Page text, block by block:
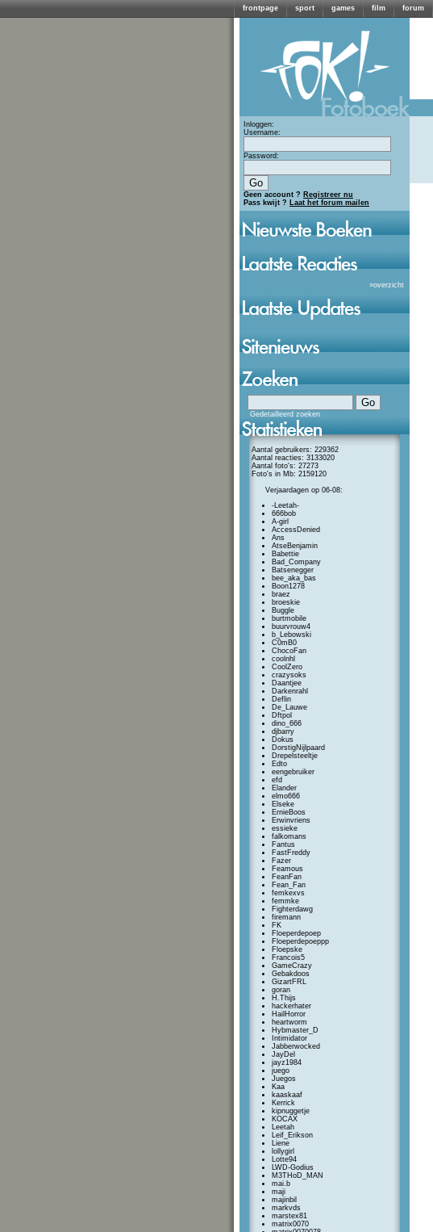
frontpage sport games film forum
Inloggen:
Username:
Password:
Geen account ? Registreer nu
Pass kwijt ? Laat het forum mailen
»overzicht
Gedetailleerd zoeken
Aantal gebruikers: 229362
Aantal reacties: 3133020
Aantal foto's: 27273
Foto's in Mb: 2159120
Verjaardagen op 06-08:
-Leetah-
666bob
A-girl
AccessDenied
Ans
AtseBenjamin
Babettie
Bad_Company
Batsenegger
bee_aka_bas
Boon1278
braez
broeskie
Buggle
burtmobile
buurvrouw4
b_Lebowski
C0mB0
ChocoFan
coolnhl
CoolZero
crazysoks
Daantjee
Darkenrahl
Deflin
De_Lauwe
Dftpol
dino_666
djbarry
Dokus
DorstigNijlpaard
Drepelsteeltje
Edto
eengebruiker
efd
Elander
elmo666
Elseke
ErnieBoos
Erwinvriens
essieke
falkomans
Fantus
FastFreddy
Fazer
Feamous
FeanFan
Fean_Fan
femkexvs
femmke
Fighterdawg
firemann
FK
Floeperdepoep
Floeperdepoeppp
Floepske
Francois5
GameCrazy
Gebakdoos
GizartFRL
goran
H.Thijs
hackerhater
HailHorror
heartworm
Hybmaster_D
Intimidator
Jabberwocked
JayDel
jayz1984
juego
Juegos
Kaa
kaaskaaf
Kerrick
kipnuggetje
KOCAX
Leetah
Leif_Erikson
Liene
lollygirl
Lotte94
LWD-Godius
M3THoD_MAN
mai.b
maji
majinbil
markvds
marstex81
matrix0070